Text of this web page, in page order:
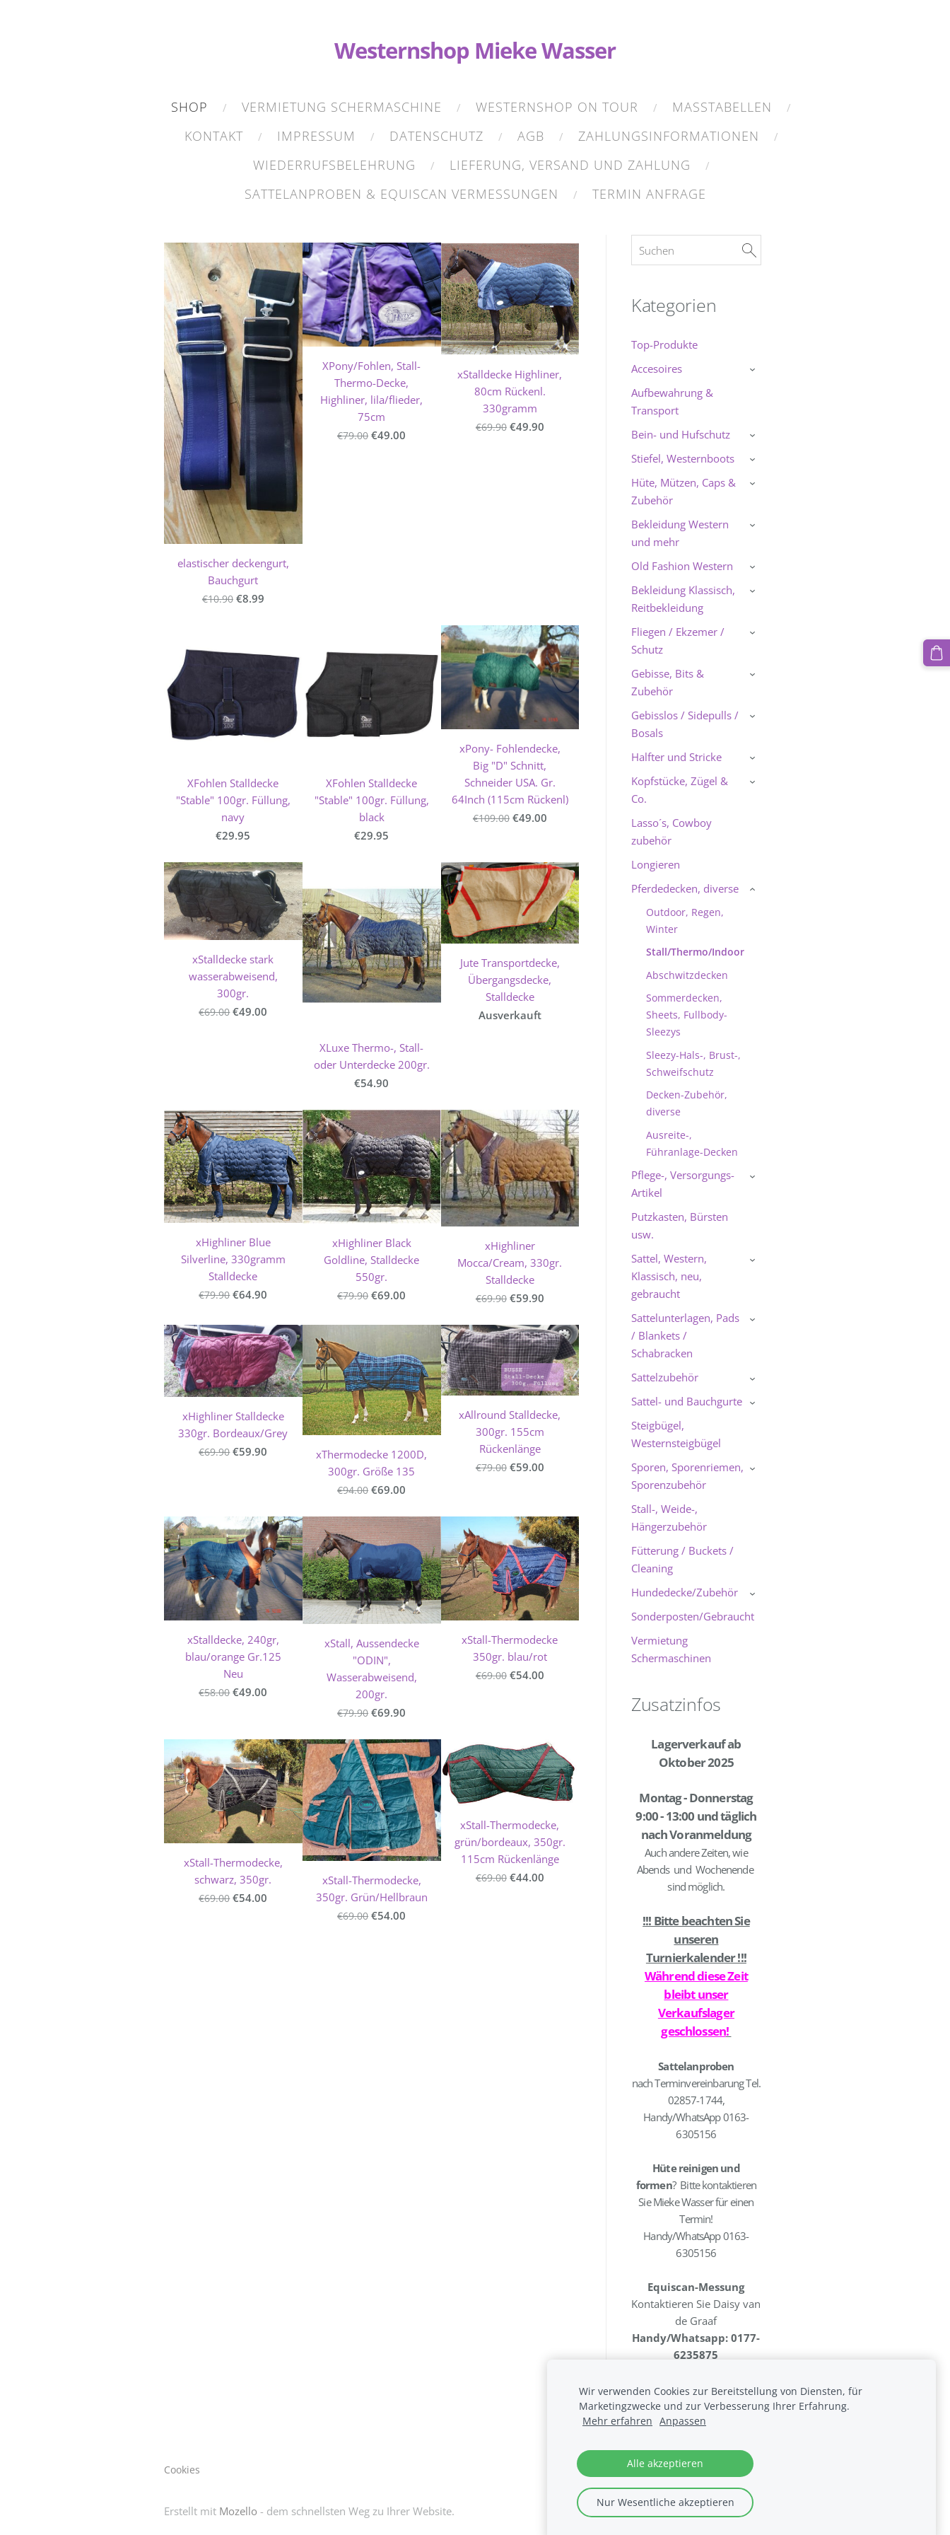
Westernshop Mieke Wasser
SHOP VERMIETUNG SCHERMASCHINE WESTERNSHOP ON TOUR
MASSTABELLEN
KONTAKT
IMPRESSUM DATENSCHUTZ AGB
ZAHLUNGSINFORMATIONEN
WIEDERRUFSBELEHRUNG
LIEFERUNG, VERSAND UND ZAHLUNG
SATTELANPROBEN & EQUISCAN VERMESSUNGEN
TERMIN ANFRAGE
Kategorien
Top-Produkte
Accesoires
›
Aufbewahrung &
Transport
Bein- und Hufschutz
›
Stiefel, Westernboots ›
Hüte, Mützen, Caps &
Zubehör
›
Bekleidung Western
und mehr
›
Old Fashion Western ›
Bekleidung Klassisch,
Reitbekleidung
›
Fliegen / Ekzemer /
Schutz
›
Gebisse, Bits &
Zubehör
›
Gebisslos / Sidepulls /
Bosals
›
Halfter und Stricke ›
Kopfstücke, Zügel &
Co.
›
Lasso´s, Cowboy
zubehör
Longieren
Pferdedecken, diverse
Outdoor, Regen,
Winter
Stall/Thermo/Indoor
Abschwitzdecken
Sommerdecken,
Sheets, Fullbody-
Sleezys
Sleezy-Hals-, Brust-,
Schweifschutz
Decken-Zubehör,
diverse
Ausreite-,
Führanlage-Decken
›
Pflege-, Versorgungs-
Artikel
›
Putzkasten, Bürsten
usw.
Sattel, Western,
Klassisch, neu,
gebraucht
›
Sattelunterlagen, Pads
/ Blankets /
Schabracken
›
Sattelzubehör ›
Sattel- und Bauchgurte ›
Steigbügel,
Westernsteigbügel
Sporen, Sporenriemen,
Sporenzubehör
›
Stall-, Weide-,
Hängerzubehör
Fütterung / Buckets /
Cleaning
Hundedecke/Zubehör
›
Sonderposten/Gebraucht
Vermietung
Schermaschinen
Zusatzinfos
Lagerverkauf ab
Oktober 2025
Montag - Donnerstag
9:00 - 13:00 und täglich
nach Voranmeldung
Auch andere Zeiten, wie
Abends und Wochenende
sind möglich.
!!! Bitte beachten Sie
unseren
Turnierkalender !!!
Während diese Zeit
bleibt unser
Verkaufslager
geschlossen!
Sattelanproben
nach Terminvereinbarung Tel.
02857-1744,
Handy/WhatsApp 0163-
6305156
Hüte reinigen und
formen? Bitte kontaktieren
Sie Mieke Wasser für einen
Termin!
Handy/WhatsApp 0163-
6305156
Equiscan-Messung
Kontaktieren Sie Daisy van
de Graaf
Handy/Whatsapp: 0177-
6235875
elastischer deckengurt,
Bauchgurt
€10.90 €8.99
XPony/Fohlen, Stall-
Thermo-Decke,
Highliner, lila/flieder,
75cm
€79.00 €49.00
xStalldecke Highliner,
80cm Rückenl.
330gramm
€69.90 €49.90
XFohlen Stalldecke
"Stable" 100gr. Füllung,
navy
€29.95
XFohlen Stalldecke
"Stable" 100gr. Füllung,
black
€29.95
xPony- Fohlendecke,
Big "D" Schnitt,
Schneider USA. Gr.
64Inch (115cm Rückenl)
€109.00 €49.00
xStalldecke stark
wasserabweisend,
300gr.
€69.00 €49.00
XLuxe Thermo-, Stall-
oder Unterdecke 200gr.
€54.90
Jute Transportdecke,
Übergangsdecke,
Stalldecke
Ausverkauft
xHighliner Blue
Silverline, 330gramm
Stalldecke
€79.90 €64.90
xHighliner Black
Goldline, Stalldecke
550gr.
€79.90 €69.00
xHighliner
Mocca/Cream, 330gr.
Stalldecke
€69.90 €59.90
xHighliner Stalldecke
330gr. Bordeaux/Grey
€69.90 €59.90
xThermodecke 1200D,
300gr. Größe 135
€94.00 €69.00
xAllround Stalldecke,
300gr. 155cm
Rückenlänge
€79.00 €59.00
xStalldecke, 240gr,
blau/orange Gr.125
Neu
€58.00 €49.00
xStall, Aussendecke
"ODIN",
Wasserabweisend,
200gr.
€79.90 €69.90
xStall-Thermodecke
350gr. blau/rot
€69.00 €54.00
xStall-Thermodecke,
schwarz, 350gr.
€69.00 €54.00
xStall-Thermodecke,
350gr. Grün/Hellbraun
€69.00 €54.00
xStall-Thermodecke,
grün/bordeaux, 350gr.
115cm Rückenlänge
€69.00 €44.00
Cookies
Erstellt mit Mozello - dem schnellsten Weg zu Ihrer Website.
Wir verwenden Cookies zur Bereitstellung von Diensten, für
Marketingzwecke und zur Verbesserung Ihrer Erfahrung.
Mehr erfahren
Anpassen
Alle akzeptieren
Nur Wesentliche akzeptieren